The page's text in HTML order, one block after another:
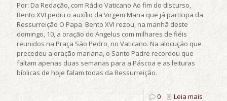
Por: Da Redação, com Rádio Vaticano Ao fim do discurso,
Bento XVI pediu o auxílio da Virgem Maria que já participa da
Ressurreição O Papa Bento XVI rezou, na manhã deste
domingo, 10, a oração do Angelus com milhares de fiéis
reunidos na Praça São Pedro, no Vaticano. Na alocução que
precedeu a oração mariana, o Santo Padre recordou que
faltam apenas duas semanas para a Páscoa e as leituras
bíblicas de hoje falam todas da Ressurreição.
0 Leia mais